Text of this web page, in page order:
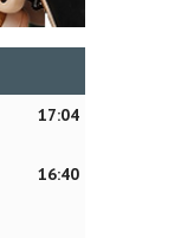
17:04
16:40